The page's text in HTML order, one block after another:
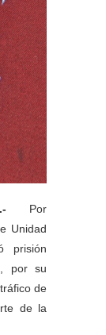
Por
Unidad
prisión
por su
de
de la